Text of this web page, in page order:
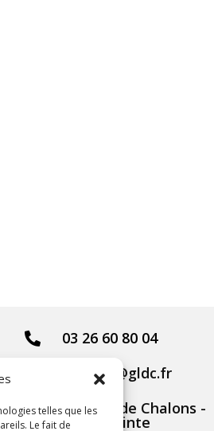
telles que les
Le fait de
 03 26 60 80 04
contact@gldc.fr
 5 Route de Chalons -
51800 Sainte